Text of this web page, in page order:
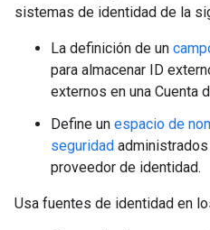
sistemas de identidad de la
La definición de un
para almacenar ID
externos en una Cuenta
Define un espacio de
seguridad
proveedor de identidad.
Usa fuentes de identidad en